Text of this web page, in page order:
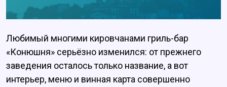
Любимый многими кировчанами гриль-бар
«Конюшня» серьёзно изменился: от прежнего
заведения осталось только название, а вот
интерьер, меню и винная карта совершенно